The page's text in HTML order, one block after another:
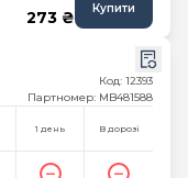
273 ₴ Купити
Код: 12393
Партномер: MB481588
1 день В дорозі